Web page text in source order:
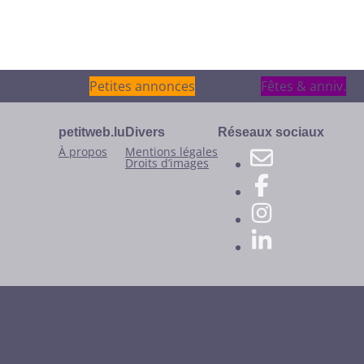
Petites annonces
Petites annonces Fêtes & anniv.
Fêtes & anniv.
petitweb.lu
À propos
Divers
Mentions légales
Droits d’images
Réseaux sociaux